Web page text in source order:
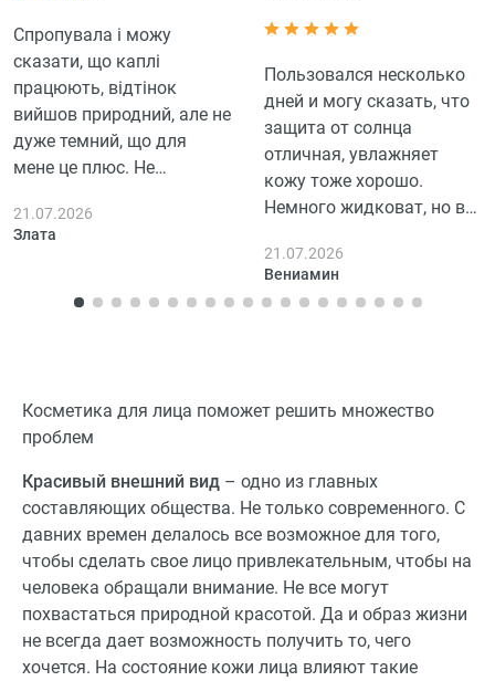
Спропувала і можу
сказати, що каплі
працюють, відтінок
вийшов природний, але не
дуже темний, що для
мене це плюс. Не
можна регулювати
інтенсивність кольору.
але треба обережно, щоб
21.07.2026
Злата
Пользовался несколько
дней и могу сказать, что
защита от солнца
отличная, увлажняет
кожу тоже хорошо.
Немного жидковат, но в
наносить на кожу,
впитывается быстро и не
оставляет ощущение
21.07.2026
Вениамин
Косметика для лица поможет решить множество
проблем
Красивый внешний вид – одно из главных
составляющих общества. Не только современного. С
давних времен делалось все возможное для того,
чтобы сделать свое лицо привлекательным, чтобы на
человека обращали внимание. Не все могут
похвастаться природной красотой. Да и образ жизни
не всегда дает возможность получить то, чего
хочется. На состояние кожи лица влияют такие